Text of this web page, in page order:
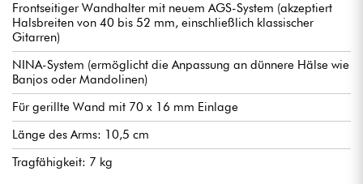
Frontseitiger Wandhalter mit neuem AGS-System (akzeptiert
Halsbreiten von 40 bis 52 mm, einschließlich klassischer
Gitarren)
NINA-System (ermöglicht die Anpassung an dünnere Hälse wie
Banjos oder Mandolinen)
Für gerillte Wand mit 70 x 16 mm Einlage
Länge des Arms: 10,5 cm
Tragfähigkeit: 7 kg